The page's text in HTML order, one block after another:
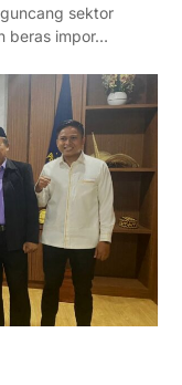
sektor
beras impor…